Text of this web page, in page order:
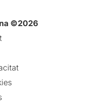
©2026